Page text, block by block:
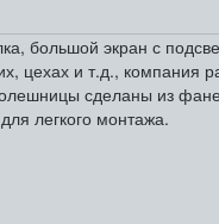
большой экран с
цехах и т.д., компания
сделаны из
легкого монтажа.